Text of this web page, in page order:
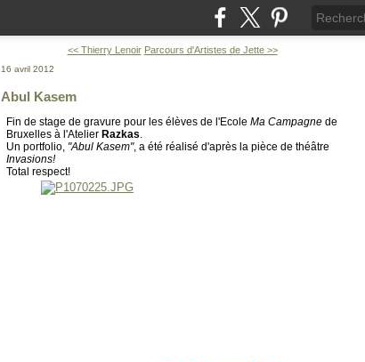
<< Thierry Lenoir Parcours d'Artistes de Jette >>
16 avril 2012
Abul Kasem
Fin de stage de gravure pour les élèves de l'Ecole Ma Campagne de
Bruxelles à l'Atelier Razkas.
Un portfolio, "Abul Kasem", a été réalisé d'après la pièce de théâtre
Invasions!
Total respect!